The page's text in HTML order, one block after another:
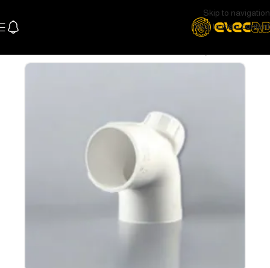
Skip to navigation
Skip to main content